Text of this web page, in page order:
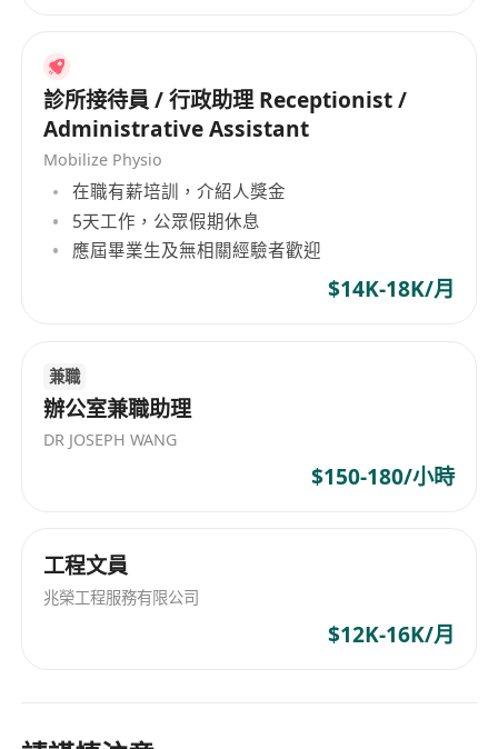
診所接待員 / 行政助理 Receptionist /
Administrative Assistant
Mobilize Physio
在職有薪培訓，介紹人獎金
5天工作，公眾假期休息
應屆畢業生及無相關經驗者歡迎
$14K-18K/月
兼職
辦公室兼職助理
DR JOSEPH WANG
$150-180/小時
工程文員
兆榮工程服務有限公司
$12K-16K/月